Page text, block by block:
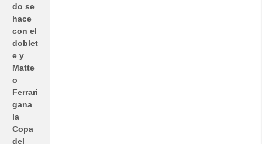
do se
hace
con el
doblet
e y
Matte
o
Ferrari
gana
la
Copa
del